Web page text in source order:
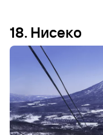
18. Нисеко